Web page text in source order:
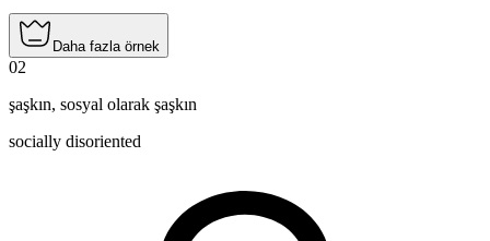
Daha fazla örnek
02
şaşkın, sosyal olarak şaşkın
socially disoriented